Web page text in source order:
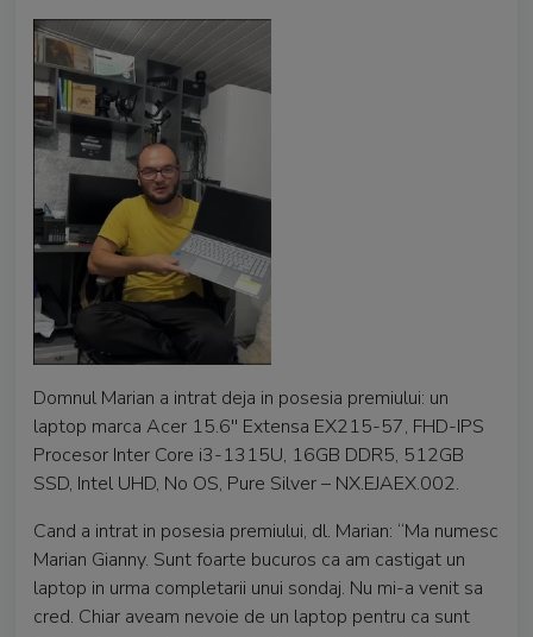
Domnul Marian a intrat deja in posesia premiului: un
laptop marca Acer 15.6'' Extensa EX215-57, FHD-IPS
Procesor Inter Core i3-1315U, 16GB DDR5, 512GB
SSD, Intel UHD, No OS, Pure Silver – NX.EJAEX.002.
Cand a intrat in posesia premiului, dl. Marian: “Ma numesc
Marian Gianny. Sunt foarte bucuros ca am castigat un
laptop in urma completarii unui sondaj. Nu mi-a venit sa
cred. Chiar aveam nevoie de un laptop pentru ca sunt